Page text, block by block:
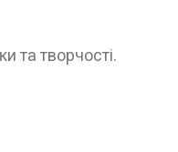
та творчості.